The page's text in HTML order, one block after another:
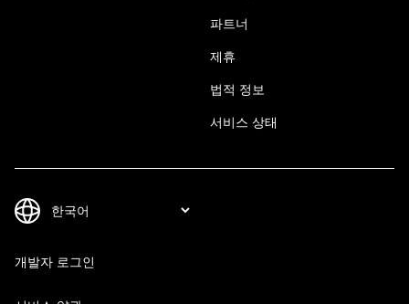
파트너
제휴
법적 정보
서비스 상태
개발자 로그인